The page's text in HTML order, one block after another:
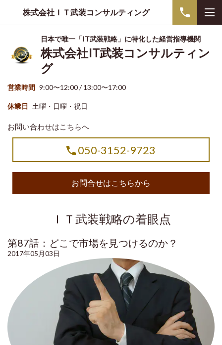
株式会社ＩＴ武装コンサルティング
日本で唯一「IT武装戦略」に特化した経営指導機関
株式会社IT武装コンサルティン
グ
営業時間 9:00〜12:00 / 13:00〜17:00
休業日 土曜・日曜・祝日
お問い合わせはこちらへ
050-3152-9723
お問合せはこちらから
ＩＴ武装戦略の着眼点
第87話：どこで市場を見つけるのか？
2017年05月03日